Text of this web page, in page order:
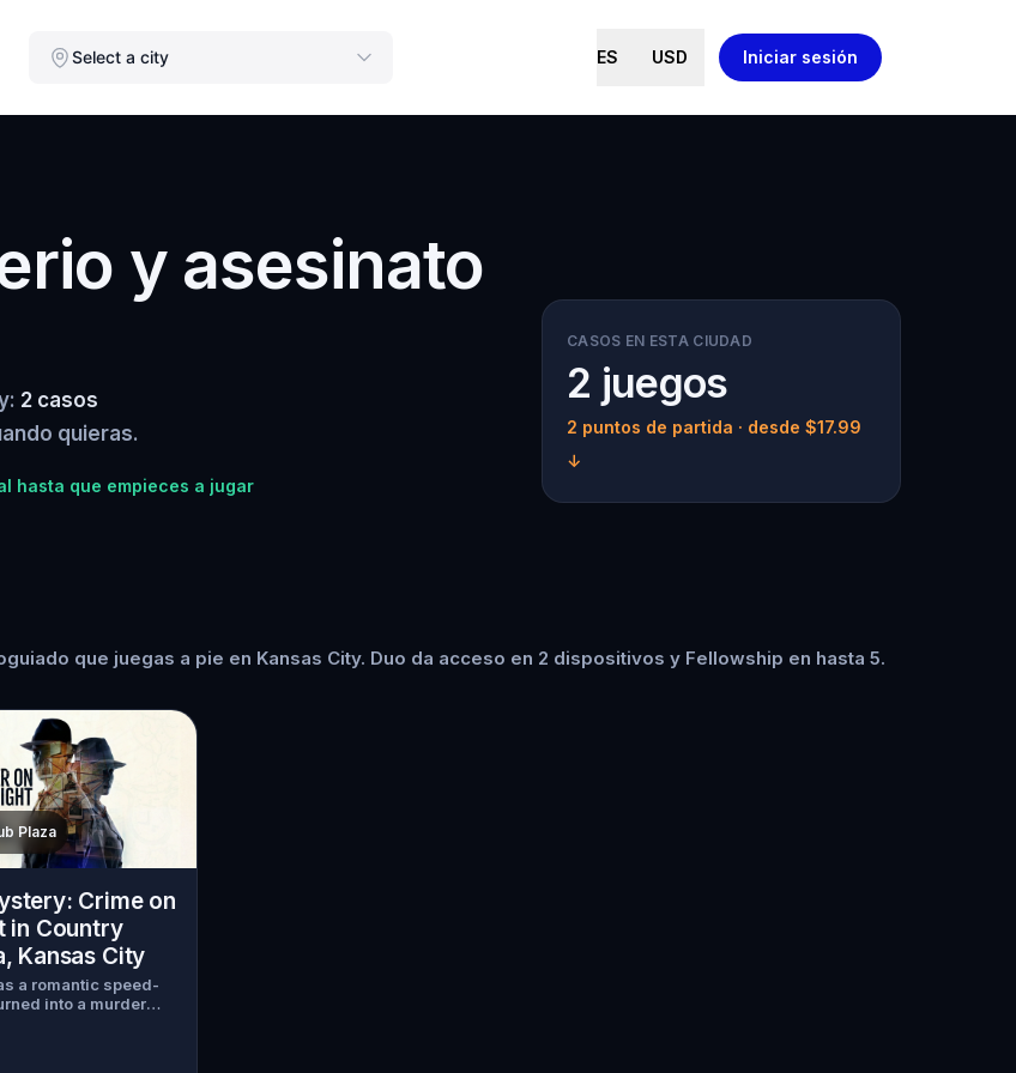
Select a city ES USD Iniciar sesión
y asesinato
2 casos
quieras.
hasta que empieces a jugar
CASOS EN ESTA CIUDAD
2 juegos
2 puntos de partida · desde $17.99
↓
que juegas a pie en Kansas City. Duo da acceso en 2 dispositivos y Fellowship en hasta 5.
Plaza
Crime on
in Country
Kansas City
a romantic speed-
into a murder
introductions
scream tears